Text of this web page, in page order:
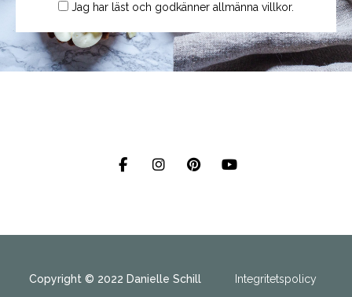
Jag har läst och godkänner allmänna villkor.
Integritetspolicy
Copyright © 2022 Danielle Schill